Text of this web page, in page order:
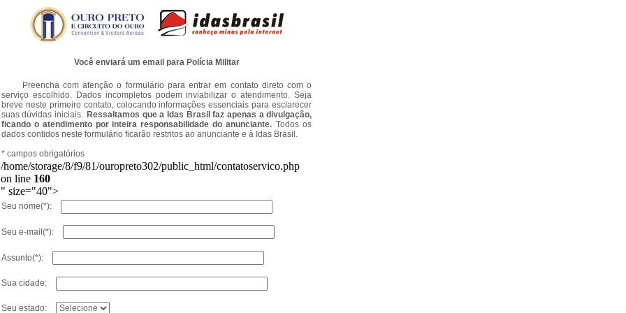
Você enviará um email para Polícia Militar
Preencha com atenção o formulário para entrar em contato direto com o
serviço escolhido. Dados incompletos podem inviabilizar o atendimento. Seja
breve neste primeiro contato, colocando informações essenciais para esclarecer
suas dúvidas iniciais. Ressaltamos que a Idas Brasil faz apenas a divulgação,
ficando o atendimento por inteira responsabilidade do anunciante. Todos os
dados contidos neste formulário ficarão restritos ao anunciante e à Idas Brasil.
* campos obrigatórios
/home/storage/8/f9/81/ouropreto302/public_html/contatoservico.php
on line 160
" size="40">
Seu nome(*):
Seu e-mail(*):
Assunto(*):
Sua cidade:
Seu estado: